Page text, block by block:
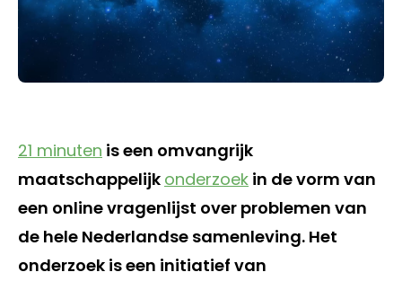
21 minuten is een omvangrijk
maatschappelijk onderzoek in de vorm van
een online vragenlijst over problemen van
de hele Nederlandse samenleving. Het
onderzoek is een initiatief van